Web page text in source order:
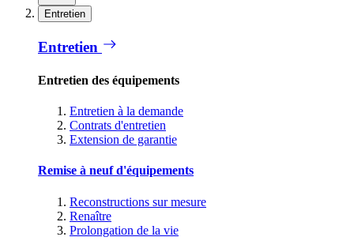
Entretien
Entretien
Entretien des équipements
Entretien à la demande
Contrats d'entretien
Extension de garantie
Remise à neuf d'équipements
Reconstructions sur mesure
Renaître
Prolongation de la vie